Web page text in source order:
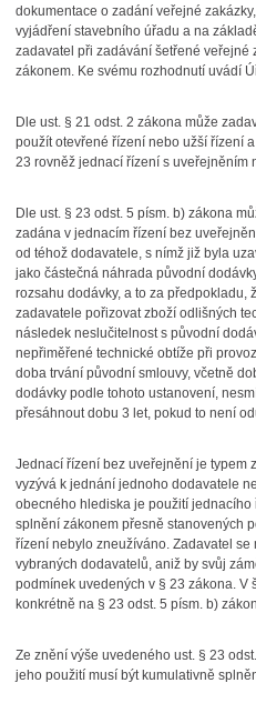
dokumentace o zadání veřejné
vyjádření stavebního úřadu a na
zadavatel při zadávání šetřené veřejné
zákonem. Ke svému rozhodnutí uvádí
Dle ust. § 21 odst. 2 zákona může
použít otevřené řízení nebo užší řízení
23 rovněž jednací řízení s uveřejněním
Dle ust. § 23 odst. 5 písm. b) zákona
zadána v jednacím řízení bez
od téhož dodavatele, s nímž již byla
jako částečná náhrada původní
rozsahu dodávky, a to za předpokladu,
zadavatele pořizovat zboží odlišných
následek neslučitelnost s původní
nepřiměřené technické obtíže při
doba trvání původní smlouvy, včetně
dodávky podle tohoto ustanovení,
přesáhnout dobu 3 let, pokud to není
Jednací řízení bez uveřejnění je typem
vyzývá k jednání jednoho dodavatele
obecného hlediska je použití
splnění zákonem přesně stanovených
řízení nebylo zneužíváno. Zadavatel
vybraných dodavatelů, aniž by svůj
podmínek uvedených v § 23 zákona. V
konkrétně na § 23 odst. 5 písm. b)
Ze znění výše uvedeného ust. § 23
jeho použití musí být kumulativně